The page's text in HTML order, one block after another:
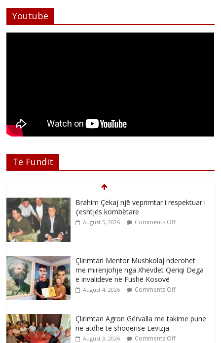
Youtube
Të Fundit
Brahim Çekaj njē veprimtar i respektuar i
çeshtjës kombëtare
August 5, 2026 Comments Off
Çlirimtari Mentor Mushkolaj nderohet
me mirenjohje nga Xhevdet Qeriqi Dega
e invalidëve në Fushë Kosovë
August 4, 2026 Comments Off
Çlirimtari Agron Gërvalla me takime pune
në atdhe të shoqerisë Levizja
August 3, 2026 Comments Off